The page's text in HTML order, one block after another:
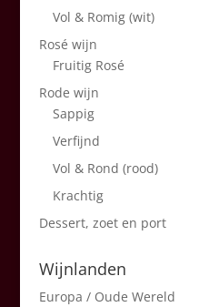
Vol & Romig (wit)
Rosé wijn
Fruitig Rosé
Rode wijn
Sappig
Verfijnd
Vol & Rond (rood)
Krachtig
Dessert, zoet en port
Wijnlanden
Europa / Oude Wereld